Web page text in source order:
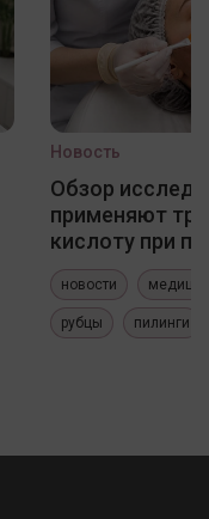
Новость
Обзор
применяют
кислоту при
новости
рубцы пилинги